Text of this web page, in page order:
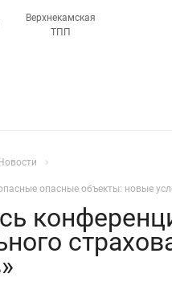
Верхнекамская
ТПП
Новости
опасные объекты: новые